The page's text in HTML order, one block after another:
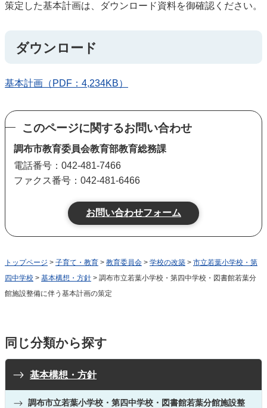
策定した基本計画は、ダウンロード資料を御確認ください。
ダウンロード
基本計画（PDF：4,234KB）
このページに関するお問い合わせ
調布市教育委員会教育部教育総務課
電話番号：042-481-7466
ファクス番号：042-481-6466
トップページ > 子育て・教育 > 教育委員会 > 学校の改築 > 市立若葉小学校・第
四中学校 > 基本構想・方針 > 調布市立若葉小学校・第四中学校・図書館若葉分
館施設整備に伴う基本計画の策定
同じ分類から探す
基本構想・方針
調布市立若葉小学校・第四中学校・図書館若葉分館施設整